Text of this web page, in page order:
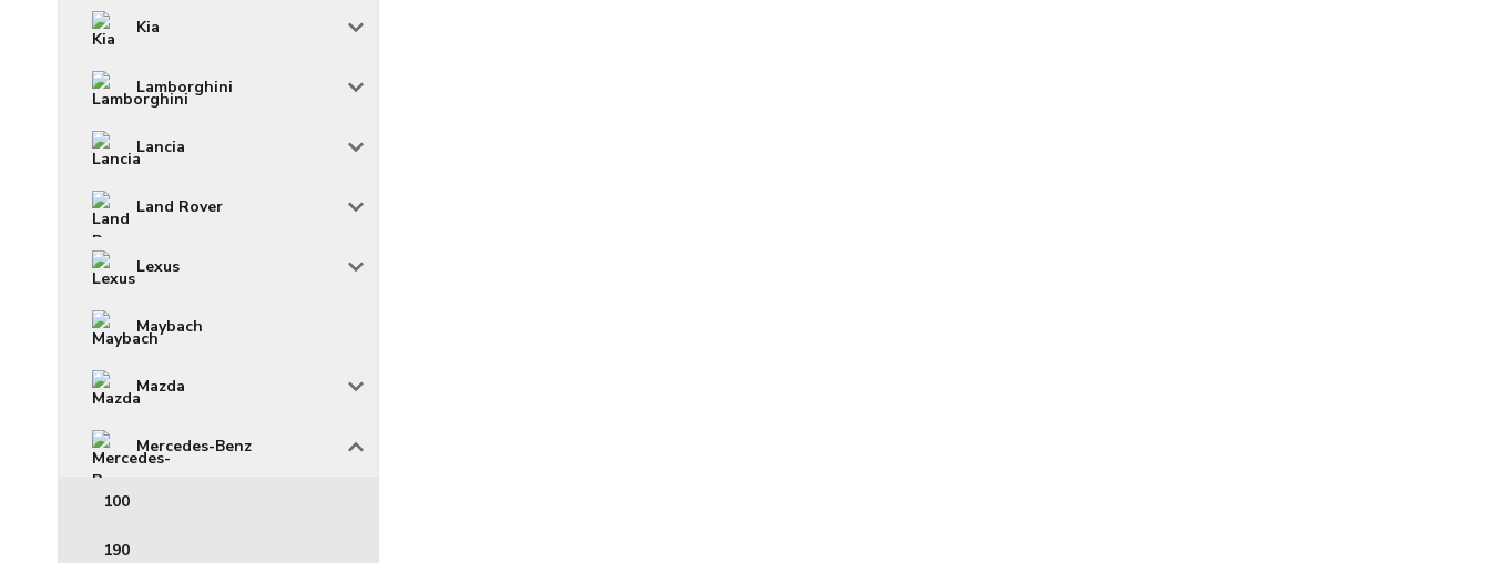
Kia
Lamborghini
Lancia
Land Rover
Lexus
Maybach
Mazda
Mercedes-Benz
100
190